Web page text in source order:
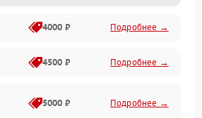
4000 ₽ Подробнее →
4500 ₽ Подробнее →
5000 ₽ Подробнее →